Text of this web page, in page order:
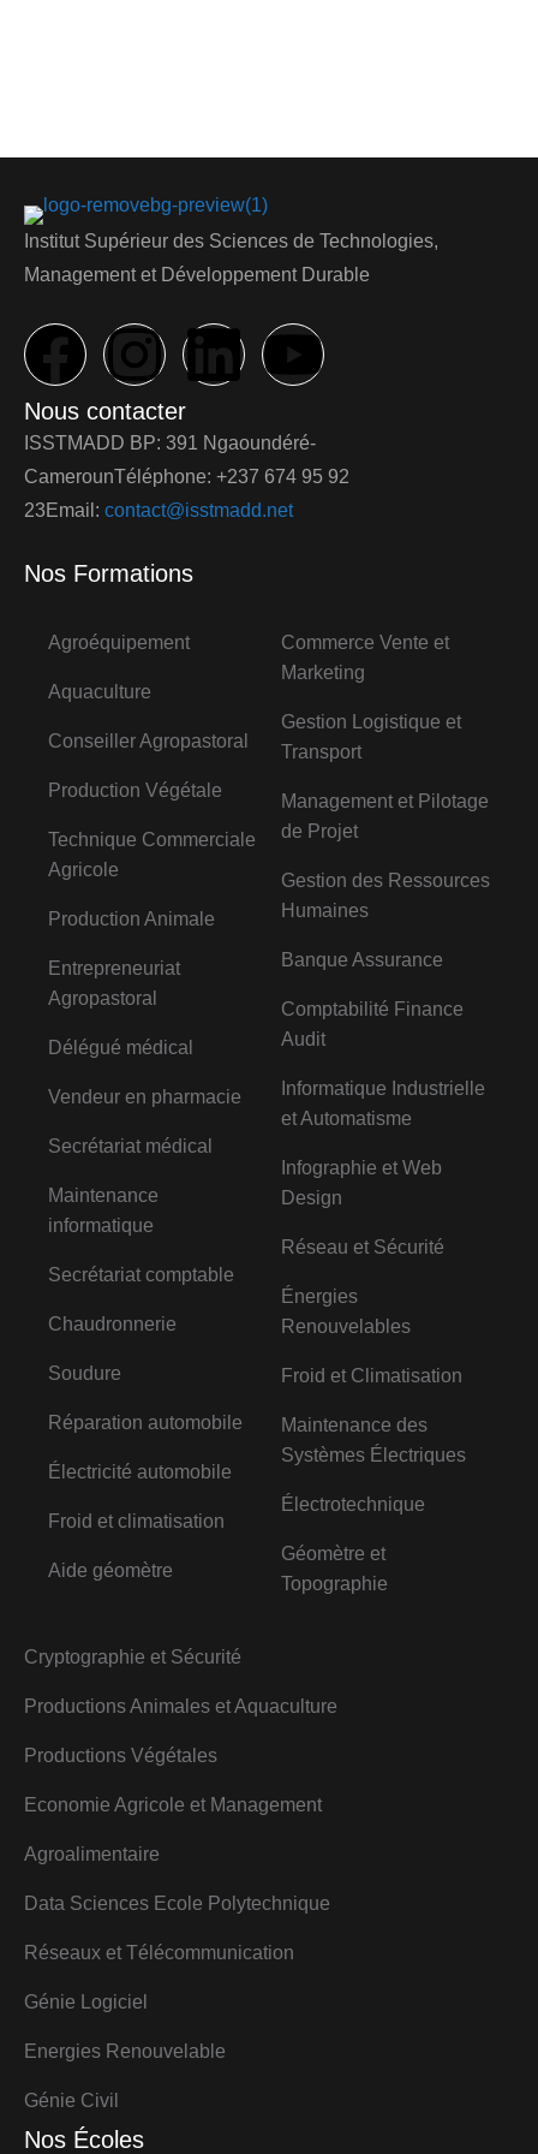
Institut Supérieur des Sciences de Technologies,
Management et Développement Durable
Nous contacter
ISSTMADD BP: 391 Ngaoundéré-
CamerounTéléphone: +237 674 95 92
23Email: contact@isstmadd.net
Nos Formations
Agroéquipement
Aquaculture
Conseiller Agropastoral
Production Végétale
Technique Commerciale
Agricole
Production Animale
Entrepreneuriat
Agropastoral
Délégué médical
Vendeur en pharmacie
Secrétariat médical
Maintenance
informatique
Secrétariat comptable
Chaudronnerie
Soudure
Réparation automobile
Électricité automobile
Froid et climatisation
Aide géomètre
Commerce Vente et
Marketing
Gestion Logistique et
Transport
Management et Pilotage
de Projet
Gestion des Ressources
Humaines
Banque Assurance
Comptabilité Finance
Audit
Informatique Industrielle
et Automatisme
Infographie et Web
Design
Réseau et Sécurité
Énergies
Renouvelables
Froid et Climatisation
Maintenance des
Systèmes Électriques
Électrotechnique
Géomètre et
Topographie
Cryptographie et Sécurité
Productions Animales et Aquaculture
Productions Végétales
Economie Agricole et Management
Agroalimentaire
Data Sciences Ecole Polytechnique
Réseaux et Télécommunication
Génie Logiciel
Energies Renouvelable
Génie Civil
Nos Écoles